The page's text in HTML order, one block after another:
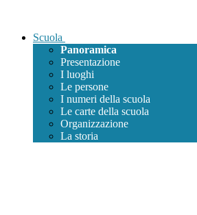
Scuola
Panoramica
Presentazione
I luoghi
Le persone
I numeri della scuola
Le carte della scuola
Organizzazione
La storia